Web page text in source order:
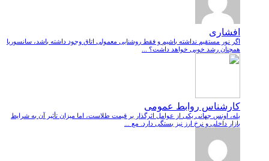
افشاری
اگر نور مستقیم نداشته باشیم و فقط روشنایی معمولی اتاق وجود داشته باشد، سانسوریا
همچنان رشد خوبی خواهد داشت؟ ...
کارشناس روابط عمومی
بله، اونس جهانی یکی از عوامل اثرگذار بر قیمت طلاست، اما میزان تأثیر آن به شرایط
بازار داخلی و نرخ ارز نیز بستگی دارد. مع ...